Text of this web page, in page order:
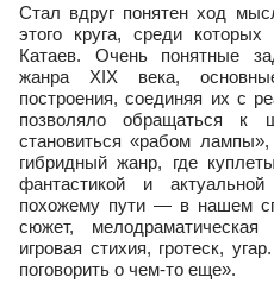
Стал вдруг понятен ход
этого круга, среди
Катаев. Очень понятные
жанра XIX века,
построения, соединяя их с
позволяло обращаться к
становиться «рабом
гибридный жанр, где
фантастикой и
похожему пути — в нашем
сюжет,
игровая стихия, гротеск,
поговорить о чем-то еще».